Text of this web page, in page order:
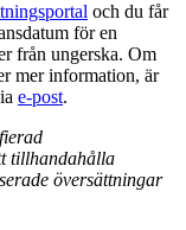
och du får
för en
från ungerska. Om
mer information, är
e-post.
tillhandahålla
översättningar